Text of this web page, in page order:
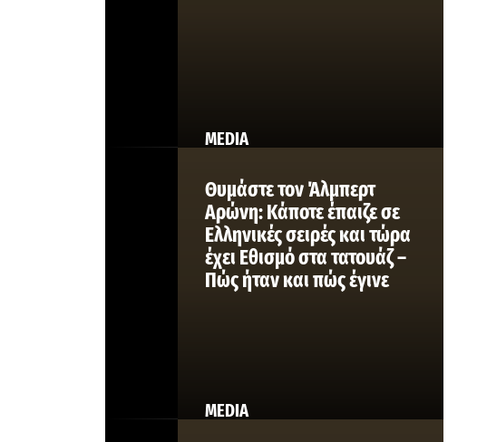
MEDIA
MEDIA
Θυμάστε τον Άλμπερτ
Αρώνη: Κάποτε έπαιζε σε
Ελληνικές σειρές και τώρα
έχει Εθισμό στα τατουάζ –
Πώς ήταν και πώς έγινε